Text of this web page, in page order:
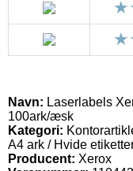
Navn: Laserlabels
100ark/æsk
Kategori:
A4 ark / Hvide
Producent: Xerox